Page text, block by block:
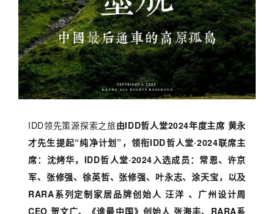
IDD领先策源探索之旅由IDD哲人堂2024年度主席 黄永
才先生提起“纯净计划”，领衔IDD哲人堂·2024联席主
席：沈烤华，IDD哲人堂·2024入选成员：常恩、许京
军、张修强、徐英哲、张修强、叶永志、涂天宝，以及
RARA系列定制家居品牌创始人 汪洋 、 广州设计周
CEO 贺文广、《谁最中国》创始人 张海丰、 RARA系